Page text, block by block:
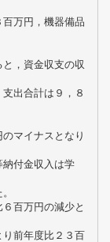
万円，機器備品
，資金収支の収
出合計は９，８
マイナスとなり
付金収入は学
百万円の減少と
前年度比２３百